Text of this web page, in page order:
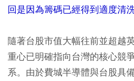
回是因為籌碼已經得到適度清洗
隨著台股市值大幅往前並超越
重心已明確指向台灣的核心
系。由於費城半導體與台股具